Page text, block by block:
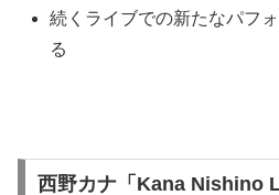
続くライブでの新たなパフ
る
西野カナ「Kana Nishino